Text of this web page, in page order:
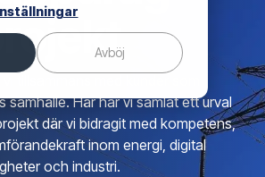
Avböj
Spårbunden trafik och järnväg Belysning
Säkerhet
talare
För icke tekniker
Omcertifiering
Säker anläggning
Utbildningsbevis
samhälle. Här har vi samlat ett urval
där vi bidragit med kompetens,
inom energi, digital
och industri.